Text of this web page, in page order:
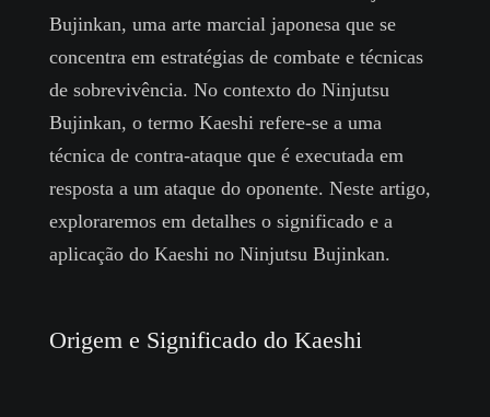
Bujinkan, uma arte marcial japonesa que se
concentra em estratégias de combate e técnicas
de sobrevivência. No contexto do Ninjutsu
Bujinkan, o termo Kaeshi refere-se a uma
técnica de contra-ataque que é executada em
resposta a um ataque do oponente. Neste artigo,
exploraremos em detalhes o significado e a
aplicação do Kaeshi no Ninjutsu Bujinkan.
Origem e Significado do Kaeshi